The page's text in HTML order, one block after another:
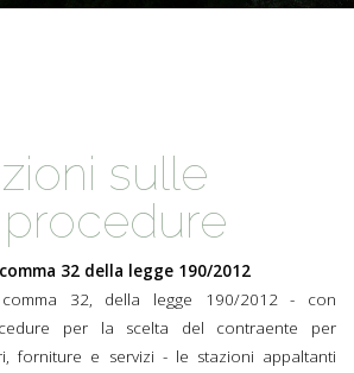
sulle
32 della legge 190/2012
32, della legge 190/2012 - con
per la scelta del contraente per
forniture e servizi - le stazioni appaltanti